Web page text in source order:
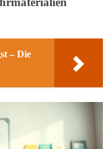
– Die